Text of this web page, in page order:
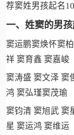
荐窦姓男孩起名
一、姓窦的男
窦运鹏窦焕怀窦
祥 窦育鑫 窦嘉峻
窦涛盛 窦文泽 窦
鸿 窦弘瑾窦茂瑜
窦钧清 窦旭武 窦
星 窦运鸿 窦维运